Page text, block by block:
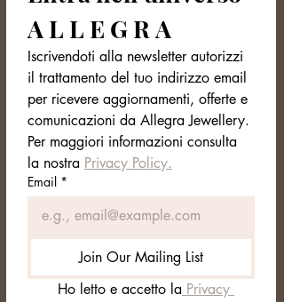
richiesta
🎁 Packaging Esclusivo
Il bracciale UNIKO arriva in una
scatola Allegra Jewellery elegante e
minimal, pronta per essere regalata.
A L L E G R A
Iscrivendoti alla newsletter autorizzi
il trattamento del tuo indirizzo email
per ricevere aggiornamenti, offerte e
comunicazioni da Allegra Jewellery.
Per maggiori informazioni consulta
la nostra Privacy Policy.
Email *
Join Our Mailing List
Ho letto e accetto la Privacy